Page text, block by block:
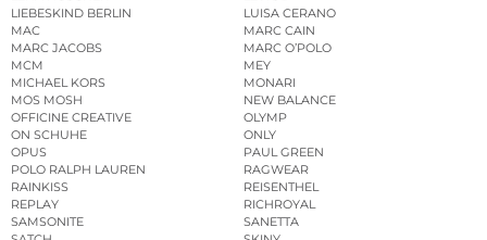
LIEBESKIND BERLIN
LUISA CERANO
MAC
MARC CAIN
MARC JACOBS
MARC O’POLO
MCM
MEY
MICHAEL KORS
MONARI
MOS MOSH
NEW BALANCE
OFFICINE CREATIVE
OLYMP
ON SCHUHE
ONLY
OPUS
PAUL GREEN
POLO RALPH LAUREN
RAGWEAR
RAINKISS
REISENTHEL
REPLAY
RICHROYAL
SAMSONITE
SANETTA